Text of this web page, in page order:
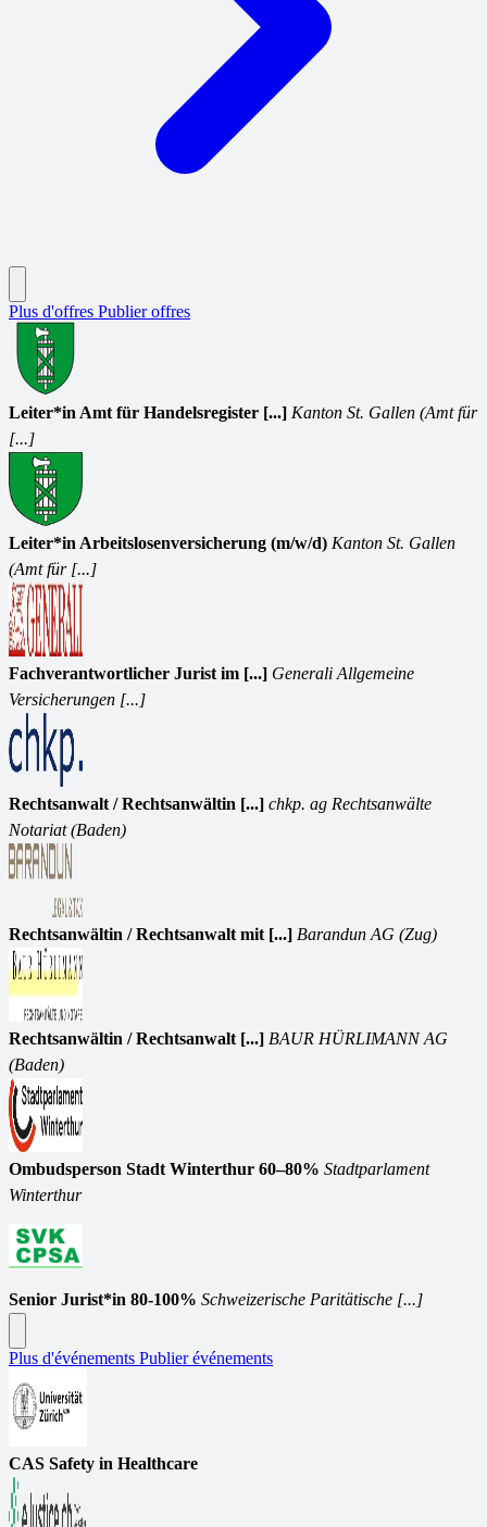
Plus d'offres Publier offres
Leiter*in Amt für Handelsregister [...] Kanton St. Gallen (Amt für
[...]
Leiter*in Arbeitslosenversicherung (m/w/d) Kanton St. Gallen
(Amt für [...]
Fachverantwortlicher Jurist im [...] Generali Allgemeine
Versicherungen [...]
Rechtsanwalt / Rechtsanwältin [...] chkp. ag Rechtsanwälte
Notariat (Baden)
Rechtsanwältin / Rechtsanwalt mit [...] Barandun AG (Zug)
Rechtsanwältin / Rechtsanwalt [...] BAUR HÜRLIMANN AG
(Baden)
Ombudsperson Stadt Winterthur 60–80% Stadtparlament
Winterthur
Senior Jurist*in 80-100% Schweizerische Paritätische [...]
Plus d'événements Publier événements
CAS Safety in Healthcare